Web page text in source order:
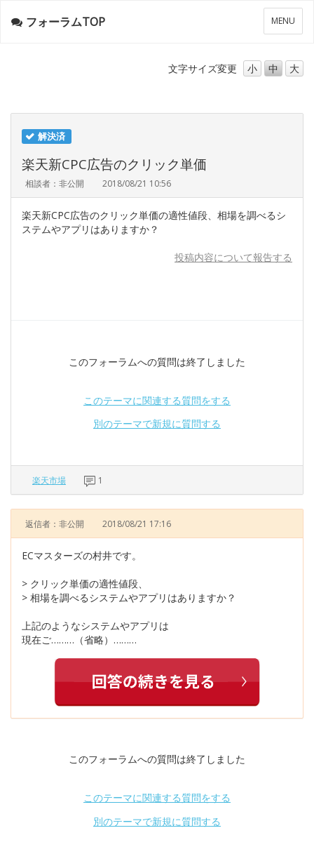
メ
ニ
ー
MENU
フォーラムTOP
文字サイズ変更 小 中 大
解決済
楽天新CPC広告のクリック単価
相談者：非公開 2018/08/21 10:56
楽天新CPC広告のクリック単価の適性値段、相場を調べるシ
ステムやアプリはありますか？
投稿内容について報告する
このフォーラムへの質問は終了しました
このテーマに関連する質問をする
別のテーマで新規に質問する
楽天市場 1
返信者：非公開 2018/08/21 17:16
ECマスターズの村井です。
> クリック単価の適性値段、
> 相場を調べるシステムやアプリはありますか？
上記のようなシステムやアプリは
現在ご………（省略）………
このフォーラムへの質問は終了しました
このテーマに関連する質問をする
別のテーマで新規に質問する